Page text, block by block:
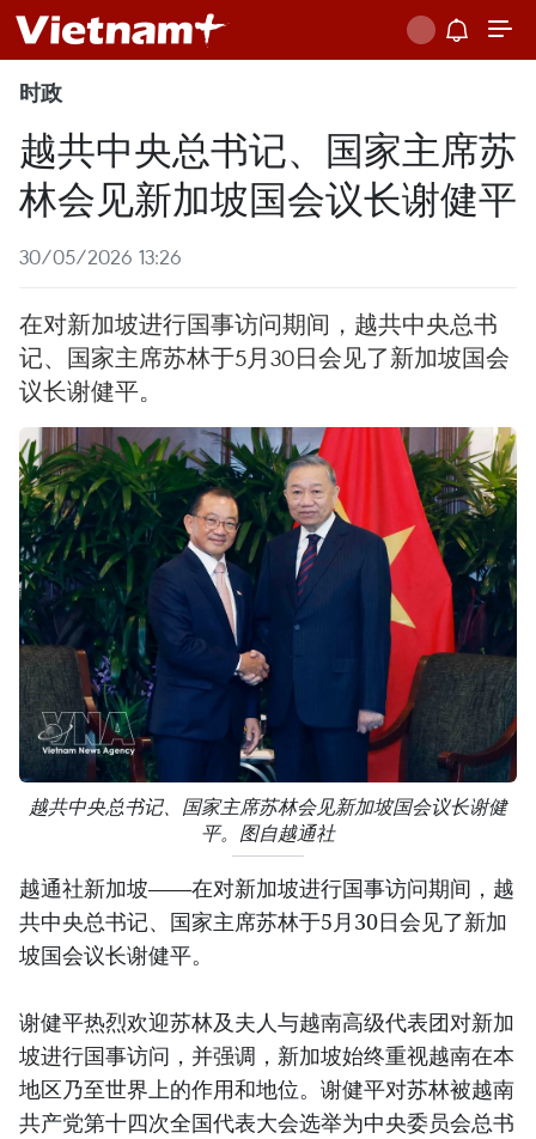
时政
越共中央总书记、国家主席苏
林会见新加坡国会议长谢健平
30/05/2026 13:26
在对新加坡进行国事访问期间，越共中央总书
记、国家主席苏林于5月30日会见了新加坡国会
议长谢健平。
越共中央总书记、国家主席苏林会见新加坡国会议长谢健
平。图自越通社
越通社新加坡——在对新加坡进行国事访问期间，越
共中央总书记、国家主席苏林于5月30日会见了新加
坡国会议长谢健平。
谢健平热烈欢迎苏林及夫人与越南高级代表团对新加
坡进行国事访问，并强调，新加坡始终重视越南在本
地区乃至世界上的作用和地位。谢健平对苏林被越南
共产党第十四次全国代表大会选举为中央委员会总书